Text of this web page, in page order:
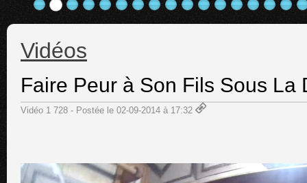
Vidéos
Faire Peur à Son Fils Sous La
Vidéo 1 728 - Postée le 02-09-2014 à 17:32